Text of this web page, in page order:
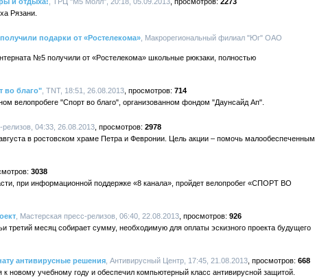
Рязани.
подарки от «Ростелекома» , Макрорегиональный филиал "Юг" ОАО
№5 получили от «Ростелекома» школьные рюкзаки, полностью
во благо" , TNT, 18:51, 26.08.2013
714
велопробеге "Спорт во благо", организованном фондом "Даунсайд Ап".
релизов, 04:33, 26.08.2013
2978
в ростовском храме Петра и Февронии. Цель акции – помочь малообеспеченным
3038
при информационной поддержке «8 канала», пройдет велопробег «СПОРТ ВО
, Мастерская пресс-релизов, 06:40, 22.08.2013
926
третий месяц собирает сумму, необходимую для оплаты эскизного проекта будущего
антивирусные решения , Антивирусный Центр, 17:45, 21.08.2013
668
новому учебному году и обеспечил компьютерный класс антивирусной защитой.